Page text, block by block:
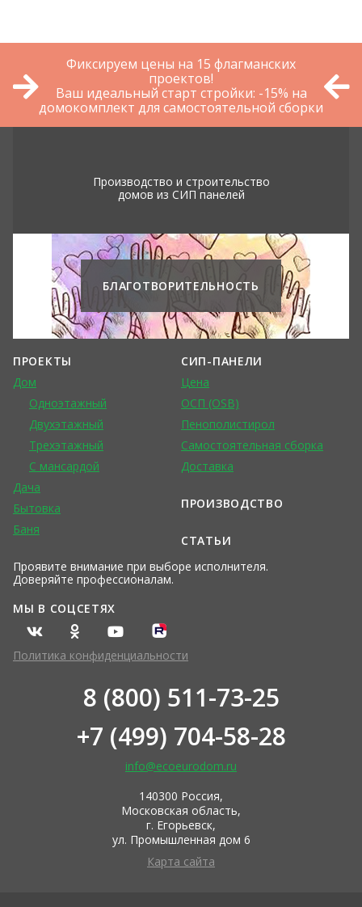
Фиксируем цены на 15 флагманских
проектов!
Ваш идеальный старт стройки: -15% на
домокомплект для самостоятельной сборки
Производство и строительство
домов из СИП панелей
БЛАГОТВОРИТЕЛЬНОСТЬ
ПРОЕКТЫ
Дом
Одноэтажный
Двухэтажный
Трехэтажный
С мансардой
Дача
Бытовка
Баня
Проявите внимание при выборе исполнителя.
Доверяйте профессионалам.
СИП-ПАНЕЛИ
Цена
ОСП (OSB)
Пенополистирол
Самостоятельная сборка
Доставка
ПРОИЗВОДСТВО
СТАТЬИ
МЫ В СОЦСЕТЯХ
Политика конфиденциальности
8 (800) 511-73-25
+7 (499) 704-58-28
info@ecoeurodom.ru
140300 Россия,
Московская область,
г. Егорьевск,
ул. Промышленная дом 6
Карта сайта